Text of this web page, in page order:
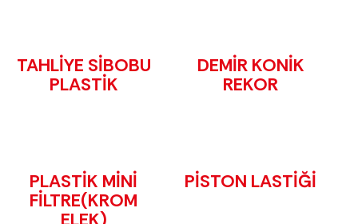
TAHLİYE SİBOBU
PLASTİK
DEMİR KONİK
REKOR
PLASTİK MİNİ
FİLTRE(KROM
PİSTON LASTİĞİ